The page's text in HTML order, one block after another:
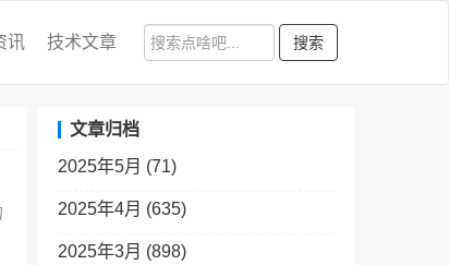
搜索
讯 技术文章
文章归档
2025年5月 (71)
2025年4月 (635)
2025年3月 (898)